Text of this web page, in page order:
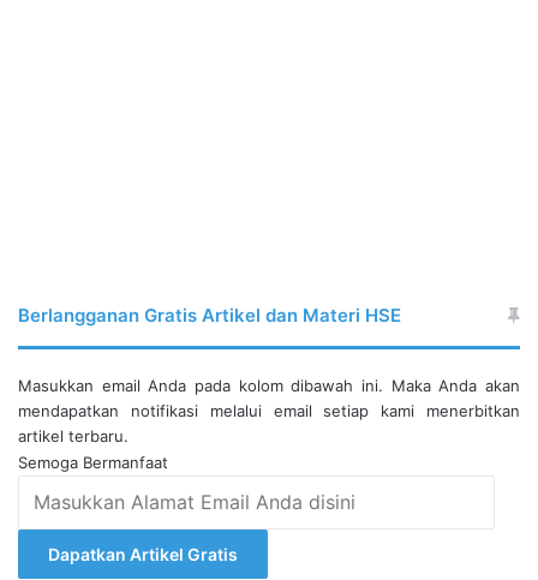
Berlangganan Gratis Artikel dan Materi HSE
Masukkan email Anda pada kolom dibawah ini. Maka Anda akan
mendapatkan notifikasi melalui email setiap kami menerbitkan
artikel terbaru.
Semoga Bermanfaat
Alamat
Anda
Dapatkan Artikel Gratis